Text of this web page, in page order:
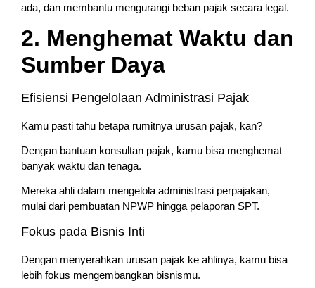
ada, dan membantu mengurangi beban pajak secara legal.
2. Menghemat Waktu dan
Sumber Daya
Efisiensi Pengelolaan Administrasi Pajak
Kamu pasti tahu betapa rumitnya urusan pajak, kan?
Dengan bantuan konsultan pajak, kamu bisa menghemat
banyak waktu dan tenaga.
Mereka ahli dalam mengelola administrasi perpajakan,
mulai dari pembuatan NPWP hingga pelaporan SPT.
Fokus pada Bisnis Inti
Dengan menyerahkan urusan pajak ke ahlinya, kamu bisa
lebih fokus mengembangkan bisnismu.